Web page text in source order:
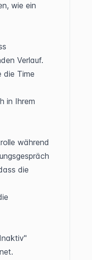
wie ein
Verlauf.
die Time
in Ihrem
während
die